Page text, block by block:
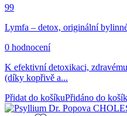
99
Lymfa – detox, originální
0 hodnocení
K efektivní detoxikaci,
(díky kopřivě a...
Přidat do košíkuPřidáno do